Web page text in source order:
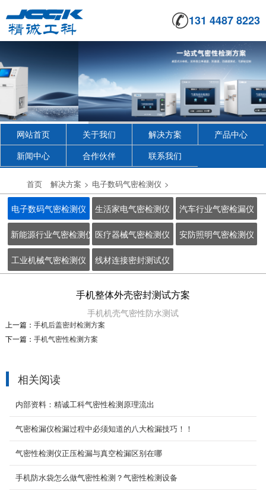
131 4487 8223
网站首页 关于我们 解决方案
产品中心
新闻中心
合作伙伴 联系我们
首页 解决方案 > 电子数码气密检测仪 >
电子数码气密检测仪 生活家电气密检测仪 汽车行业气密检漏仪
新能源行业气密检测仪 医疗器械气密检测仪 安防照明气密检测仪
工业机械气密检测仪 线材连接密封测试仪
手机整体外壳密封测试方案
手机机壳气密性防水测试
上一篇： 手机后盖密封检测方案
下一篇： 手机气密性检测方案
相关阅读
内部资料：精诚工科气密性检测原理流出
气密检漏仪检漏过程中必须知道的八大检漏技巧！！
气密性检测仪正压检漏与真空检漏区别在哪
手机防水袋怎么做气密性检测？气密性检测设备
汽车改装灯
汽车改装灯气密性防水测试